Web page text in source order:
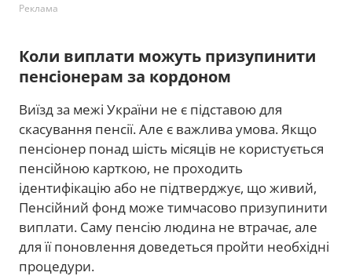
Реклама
Коли виплати можуть призупинити
пенсіонерам за кордоном
Виїзд за межі України не є підставою для
скасування пенсії. Але є важлива умова. Якщо
пенсіонер понад шість місяців не користується
пенсійною карткою, не проходить
ідентифікацію або не підтверджує, що живий,
Пенсійний фонд може тимчасово призупинити
виплати. Саму пенсію людина не втрачає, але
для її поновлення доведеться пройти необхідні
процедури.